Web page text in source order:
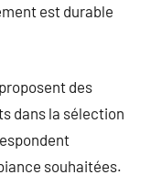
est durable
des
dans la sélection
souhaitées.